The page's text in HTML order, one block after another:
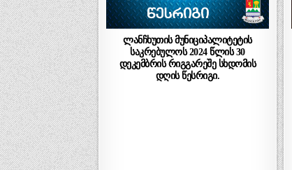
ლანჩხუთის მუნიციპალიტეტის
საკრებულოს 2024 წლის 30
დეკემბრის რიგგარეშე სხდომის
დღის წესრიგი.